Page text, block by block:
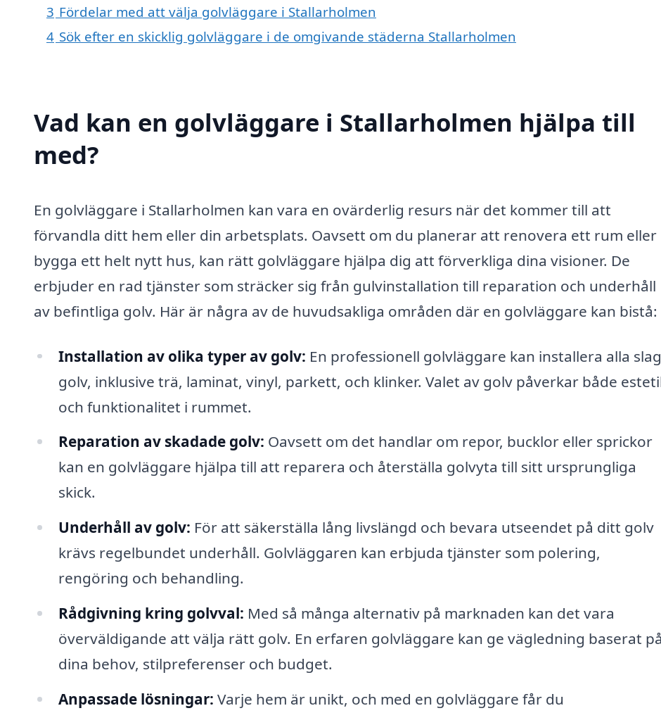
3 Fördelar med att välja golvläggare i Stallarholmen
4 Sök efter en skicklig golvläggare i de omgivande städerna Stallarholmen
Vad kan en golvläggare i Stallarholmen hjälpa till
med?
En golvläggare i Stallarholmen kan vara en ovärderlig resurs när det kommer till att
förvandla ditt hem eller din arbetsplats. Oavsett om du planerar att renovera ett rum eller
bygga ett helt nytt hus, kan rätt golvläggare hjälpa dig att förverkliga dina visioner. De
erbjuder en rad tjänster som sträcker sig från gulvinstallation till reparation och underhåll
av befintliga golv. Här är några av de huvudsakliga områden där en golvläggare kan bistå:
Installation av olika typer av golv: En professionell golvläggare kan installera alla
golv, inklusive trä, laminat, vinyl, parkett, och klinker. Valet av golv påverkar både
och funktionalitet i rummet.
Reparation av skadade golv: Oavsett om det handlar om repor, bucklor eller sprickor
kan en golvläggare hjälpa till att reparera och återställa golvyta till sitt ursprungliga
skick.
Underhåll av golv: För att säkerställa lång livslängd och bevara utseendet på ditt golv
krävs regelbundet underhåll. Golvläggaren kan erbjuda tjänster som polering,
rengöring och behandling.
Rådgivning kring golvval: Med så många alternativ på marknaden kan det vara
överväldigande att välja rätt golv. En erfaren golvläggare kan ge vägledning baserat på
dina behov, stilpreferenser och budget.
Anpassade lösningar: Varje hem är unikt, och med en golvläggare får du